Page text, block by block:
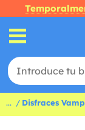
... Disfraces